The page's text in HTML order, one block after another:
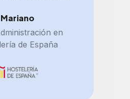
Mariano
en
de España